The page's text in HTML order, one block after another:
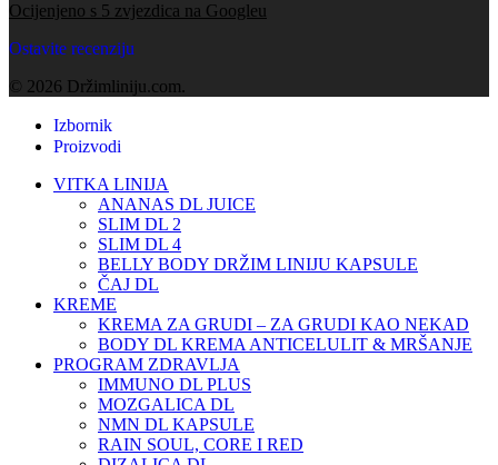
Ocijenjeno s 5 zvjezdica na Googleu
Ostavite recenziju
© 2026 Držimliniju.com.
Izbornik
Proizvodi
VITKA LINIJA
ANANAS DL JUICE
SLIM DL 2
SLIM DL 4
BELLY BODY DRŽIM LINIJU KAPSULE
ČAJ DL
KREME
KREMA ZA GRUDI – ZA GRUDI KAO NEKAD
BODY DL KREMA ANTICELULIT & MRŠANJE
PROGRAM ZDRAVLJA
IMMUNO DL PLUS
MOZGALICA DL
NMN DL KAPSULE
RAIN SOUL, CORE I RED